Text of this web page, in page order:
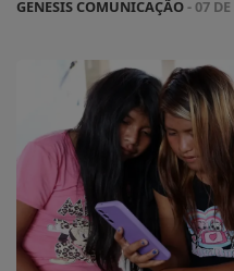
GENESIS COMUNICAÇÃO- 07